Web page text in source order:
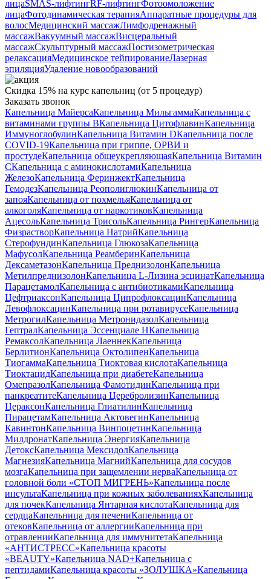
лицаSMAS-лифтингRF-лифтингФотоомоложение
лицаФотодинамическая терапияАппаратные процедуры для
волосМедицинский массажЛимфодренажный
массажВакуумный массажВисцеральный
массажСкульптурный массажПостизометрическая
релаксацияМедицинское тейпированиеЛазерная
эпиляцияУдаление новообразований
Скидка 15% на курс капельниц (от 5 процедур)
Заказать звонок
Капельница МайерсаКапельница МильгаммаКапельница с
витаминами группы BКапельница ЦитофлавинКапельница
ИммуноглобулинКапельница Витамин DКапельница после
COVID-19Капельница при гриппе, ОРВИ и
простудеКапельница общеукрепляющаяКапельница Витамин
CКапельница с аминокислотамиКапельница
ЖелезоКапельница ФеринжектКапельница
ГемодезКапельница РеополиглюкинКапельница от
запояКапельница от похмельяКапельница от
алкоголяКапельница от наркотиковКапельница
АцесольКапельница ТрисольКапельница РингерКапельница
ФизрастворКапельница НатрийКапельница
СтерофундинКапельница ГлюкозаКапельница
МафусолКапельница РеамберинКапельница
ДексаметазонКапельница ПреднизолонКапельница
МетилпреднизолонКапельница L-Лизина эсцинатКапельница
ПарацетамолКапельница с антибиотикамиКапельница
ЦефтриаксонКапельница ЦипрофлоксацинКапельница
ЛевофлоксацинКапельница при ротавирусеКапельница
МетрогилКапельница МетронидазолКапельница
ГептралКапельница Эссенциале НКапельница
РемаксолКапельница ЛаеннекКапельница
БерлитионКапельница ОктолипенКапельница
ТиогаммаКапельница Тиоктовая кислотаКапельница
ТиоктацидКапельница при диабетеКапельница
ОмепразолКапельница ФамотидинКапельница при
панкреатитеКапельница ЦеребролизинКапельница
ЦераксонКапельница ГлиатилинКапельница
ПирацетамКапельница АктовегинКапельница
КавинтонКапельница ВинпоцетинКапельница
МилдронатКапельница ЭнергияКапельница
ДетоксКапельница МексидолКапельница
МагнезияКапельница МагнийКапельница для сосудов
мозгаКапельница при защемлении нерваКапельница от
головной боли «СТОП МИГРЕНЬ»Капельница после
инсультаКапельница при кожных заболеванияхКапельница
для почекКапельница Янтарная кислотаКапельница для
сердцаКапельница для печениКапельница от
отековКапельница от аллергииКапельница при
отравленииКапельница для иммунитетаКапельница
«АНТИСТРЕСС»Капельница красоты
«BEAUTY»Капельница NAD+Капельница с
пептидамиКапельница красоты «ЗОЛУШКА»Капельница